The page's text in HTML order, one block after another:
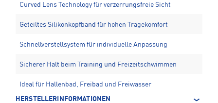
Curved Lens Technology für verzerrungsfreie Sicht
Geteiltes Silikonkopfband für hohen Tragekomfort
Schnellverstellsystem für individuelle Anpassung
Sicherer Halt beim Training und Freizeitschwimmen
Ideal für Hallenbad, Freibad und Freiwasser
HERSTELLERINFORMATIONEN